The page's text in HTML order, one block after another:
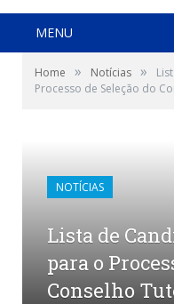
MENU
Home » Notícias »
Processo de Seleção do
NOTÍCIAS
Lista de
para o
Conselho